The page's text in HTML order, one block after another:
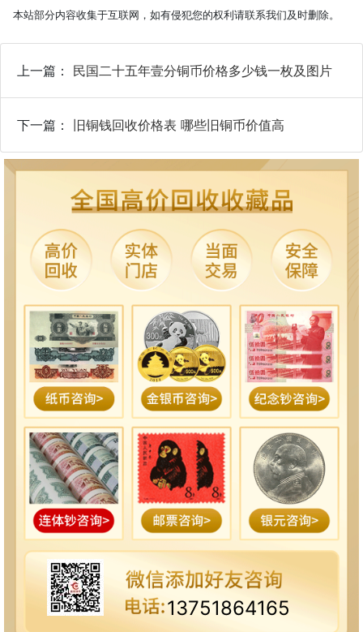
本站部分内容收集于互联网，如有侵犯您的权利请联系我们及时删除。
上一篇： 民国二十五年壹分铜币价格多少钱一枚及图片
下一篇： 旧铜钱回收价格表 哪些旧铜币价值高
13751864165